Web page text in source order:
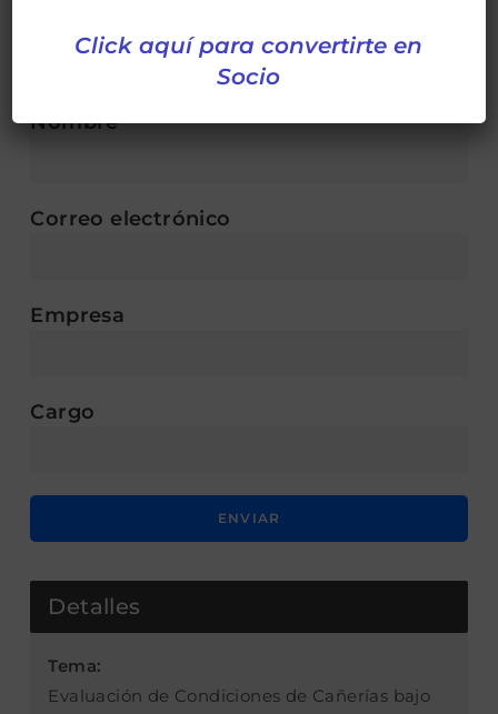
de soldaduras en tubos de caldera.
Nombre
Correo electrónico
Empresa
Cargo
Detalles
Tema:
Evaluación de Condiciones de Cañerías bajo
Click aquí para convertirte en
Socio